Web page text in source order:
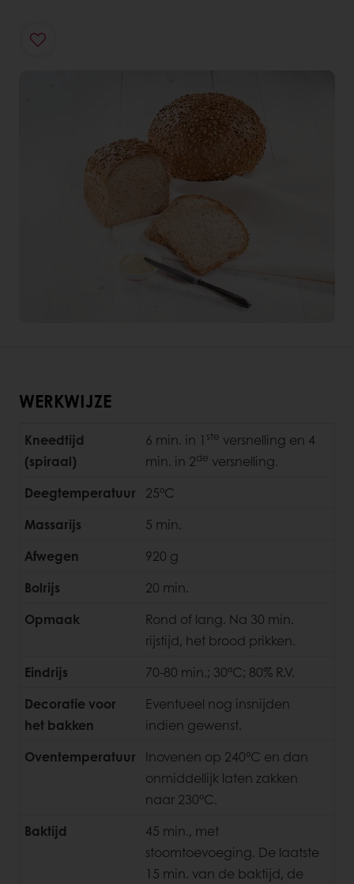
WERKWIJZE
Kneedtijd
(spiraal)
6 min. in 1 ste versnelling en 4
min. in 2de versnelling.
Deegtemperatuur
25°C
Massarijs
5 min.
Afwegen
920 g
Bolrijs
20 min.
Opmaak
Rond of lang. Na 30 min.
rijstijd, het brood prikken.
Eindrijs
70-80 min.; 30°C; 80% R.V.
Decoratie voor
het bakken
Eventueel nog insnijden
indien gewenst.
Oventemperatuur
Inovenen op 240°C en dan
onmiddellijk laten zakken
naar 230°C.
Baktijd
45 min., met
stoomtoevoeging. De laatste
15 min. van de baktijd, de